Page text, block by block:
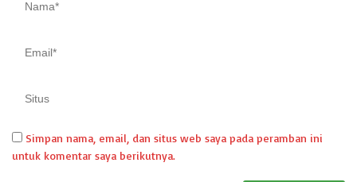
Simpan nama, email, dan situs web saya pada peramban ini
untuk komentar saya berikutnya.